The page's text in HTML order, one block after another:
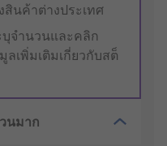
นค้าต่างประเทศ
บุจำนวนและคลิก
ลเพิ่มเติมเกี่ยวกับสต็
นมาก